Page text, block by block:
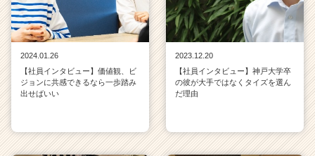
2024.01.26
【社員インタビュー】価値観、ビ
ジョンに共感できるなら一歩踏み
出せばいい
2023.12.20
【社員インタビュー】神戸大学卒
の彼が大手ではなくタイズを選ん
だ理由